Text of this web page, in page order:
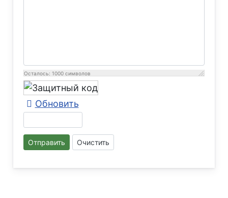
Осталось: 1000 символов
Обновить
Отправить Очистить